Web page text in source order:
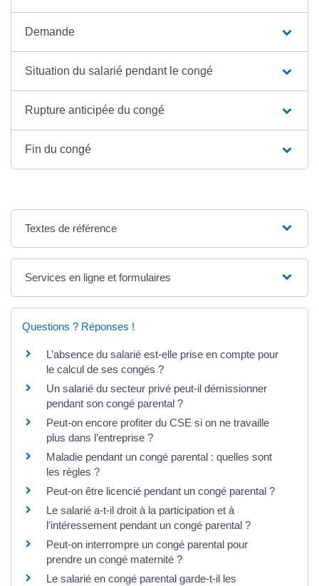
Demande
Situation du salarié pendant le congé
Rupture anticipée du congé
Fin du congé
Textes de référence
Services en ligne et formulaires
Questions ? Réponses !
L’absence du salarié est-elle prise en compte pour
le calcul de ses congés ?
Un salarié du secteur privé peut-il démissionner
pendant son congé parental ?
Peut-on encore profiter du CSE si on ne travaille
plus dans l’entreprise ?
Maladie pendant un congé parental : quelles sont
les règles ?
Peut-on être licencié pendant un congé parental ?
Le salarié a-t-il droit à la participation et à
l’intéressement pendant un congé parental ?
Peut-on interrompre un congé parental pour
prendre un congé maternité ?
Le salarié en congé parental garde-t-il les